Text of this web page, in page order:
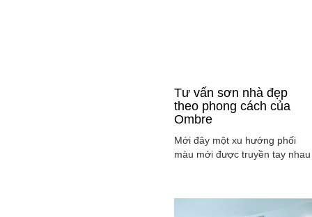
Tư vấn sơn nhà đẹp
theo phong cách của
Ombre
Mới đây một xu hướng phối
màu mới được truyền tay nhau
Ombre, cách phối màu sắc tinh
tế sao cho màu sắc chuyển